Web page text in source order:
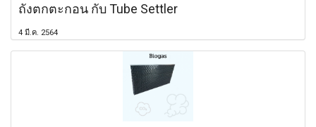
ถังตกตะกอน กับ Tube Settler
4 มี.ค. 2564